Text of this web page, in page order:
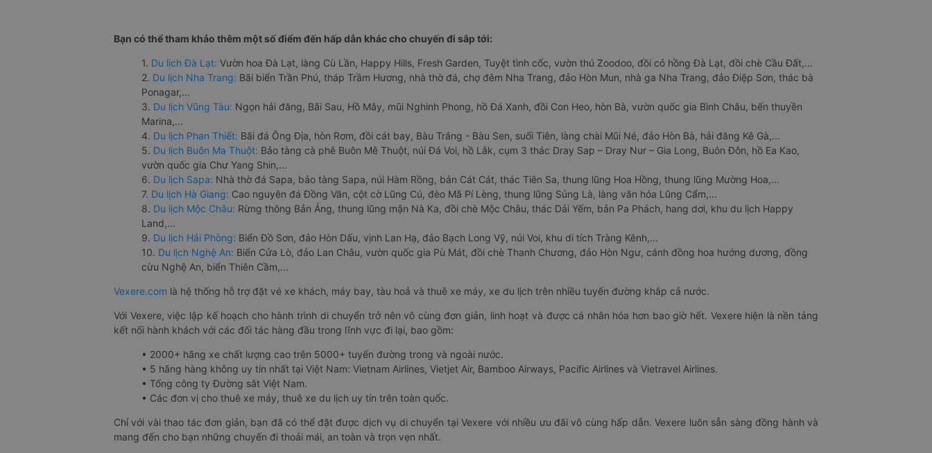
Bạn có thể tham khảo thêm một số điểm đến hấp dẫn khác cho chuyến đi sắp tới:
1. Du lịch Đà Lạt: Vườn hoa Đà Lạt, làng Cù Lần, Happy Hills, Fresh Garden, Tuyệt tình cốc, vườn thú Zoodoo, đồi cỏ hồng Đà Lạt, đồi chè Cầu Đất,...
2. Du lịch Nha Trang: Bãi biển Trần Phú, tháp Trầm Hương, nhà thờ đá, chợ đêm Nha Trang, đảo Hòn Mun, nhà ga Nha Trang, đảo Điệp Sơn, thác bà
Ponagar,...
3. Du lịch Vũng Tàu: Ngọn hải đăng, Bãi Sau, Hồ Mây, mũi Nghinh Phong, hồ Đá Xanh, đồi Con Heo, hòn Bà, vườn quốc gia Bình Châu, bến thuyền
Marina,...
4. Du lịch Phan Thiết: Bãi đá Ông Địa, hòn Rơm, đồi cát bay, Bàu Trắng - Bàu Sen, suối Tiên, làng chài Mũi Né, đảo Hòn Bà, hải đăng Kê Gà,...
5. Du lịch Buôn Ma Thuột: Bảo tàng cà phê Buôn Mê Thuột, núi Đá Voi, hồ Lắk, cụm 3 thác Dray Sap – Dray Nur – Gia Long, Buôn Đôn, hồ Ea Kao,
vườn quốc gia Chư Yang Shin,...
6. Du lịch Sapa: Nhà thờ đá Sapa, bảo tàng Sapa, núi Hàm Rồng, bản Cát Cát, thác Tiên Sa, thung lũng Hoa Hồng, thung lũng Mường Hoa,...
7. Du lịch Hà Giang: Cao nguyên đá Đồng Văn, cột cờ Lũng Cú, đèo Mã Pí Lèng, thung lũng Sủng Là, làng văn hóa Lũng Cẩm,...
8. Du lịch Mộc Châu: Rừng thông Bản Áng, thung lũng mận Nà Ka, đồi chè Mộc Châu, thác Dải Yếm, bản Pa Phách, hang dơi, khu du lịch Happy
Land,...
9. Du lịch Hải Phòng: Biển Đồ Sơn, đảo Hòn Dấu, vịnh Lan Hạ, đảo Bạch Long Vỹ, núi Voi, khu di tích Tràng Kênh,...
10. Du lịch Nghệ An: Biển Cửa Lò, đảo Lan Châu, vườn quốc gia Pù Mát, đồi chè Thanh Chương, đảo Hòn Ngư, cánh đồng hoa hướng dương, đồng
cừu Nghệ An, biển Thiên Cầm,...
Vexere.com là hệ thống hỗ trợ đặt vé xe khách, máy bay, tàu hoả và thuê xe máy, xe du lịch trên nhiều tuyến đường khắp cả nước.
Với Vexere, việc lập kế hoạch cho hành trình di chuyển trở nên vô cùng đơn giản, linh hoạt và được cá nhân hóa hơn bao giờ hết. Vexere hiện là nền tảng
kết nối hành khách với các đối tác hàng đầu trong lĩnh vực đi lại, bao gồm:
• 2000+ hãng xe chất lượng cao trên 5000+ tuyến đường trong và ngoài nước.
• 5 hãng hàng không uy tín nhất tại Việt Nam: Vietnam Airlines, Vietjet Air, Bamboo Airways, Pacific Airlines và Vietravel Airlines.
• Tổng công ty Đường sắt Việt Nam.
• Các đơn vị cho thuê xe máy, thuê xe du lịch uy tín trên toàn quốc.
Chỉ với vài thao tác đơn giản, bạn đã có thể đặt được dịch vụ di chuyển tại Vexere với nhiều ưu đãi vô cùng hấp dẫn. Vexere luôn sẵn sàng đồng hành và
mang đến cho bạn những chuyến đi thoải mái, an toàn và trọn vẹn nhất.